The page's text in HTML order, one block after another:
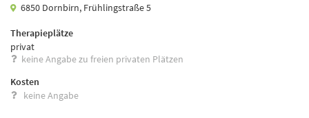
6850 Dornbirn, Frühlingstraße 5
Therapieplätze
privat
keine Angabe zu freien privaten Plätzen
Kosten
keine Angabe